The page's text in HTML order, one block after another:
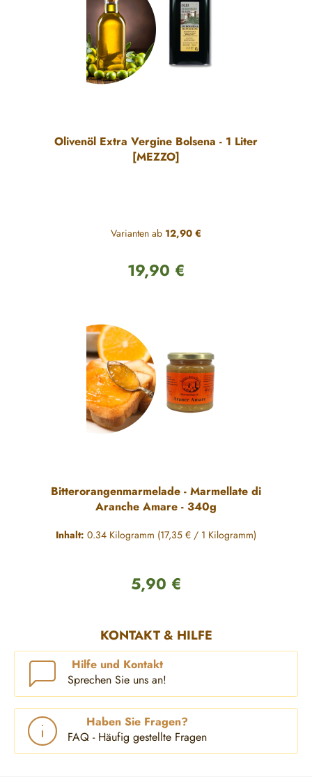
Olivenöl Extra Vergine Bolsena - 1 Liter
[MEZZO]
Varianten ab 12,90 €
Regulärer Preis:
19,90 €
Bitterorangenmarmelade - Marmellate di
Aranche Amare - 340g
Inhalt: 0.34 Kilogramm (17,35 € / 1 Kilogramm)
Regulärer Preis:
5,90 €
KONTAKT & HILFE
Hilfe und Kontakt
Sprechen Sie uns an!
Haben Sie Fragen?
FAQ - Häufig gestellte Fragen